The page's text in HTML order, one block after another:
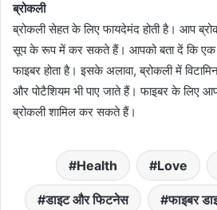
ब्रोकली
ब्रोकली सेहत के लिए फायदेमंद होती है। आप
सूप के रूप में कर सकते हैं। आपको बता दें कि एक
फाइबर होता है। इसके अलावा, ब्रोकली में
और पोटैशियम भी पाए जाते हैं। फाइबर के लिए
ब्रोकली शामिल कर सकते हैं।
Health Love
डाइट और फिटनेस फाइबर